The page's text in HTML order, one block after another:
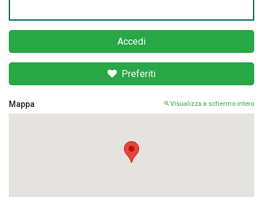
Accedi
Preferiti
Mappa Visualizza a schermo intero